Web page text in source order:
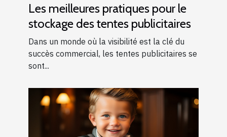
Les meilleures pratiques pour le
stockage des tentes publicitaires
Dans un monde où la visibilité est la clé du
succès commercial, les tentes publicitaires se
sont...